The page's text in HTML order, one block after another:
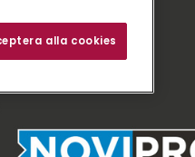
alla cookies